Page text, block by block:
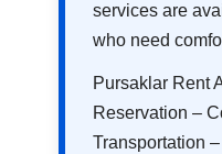
services are
who need
Pursaklar Rent
Reservation –
Transportation